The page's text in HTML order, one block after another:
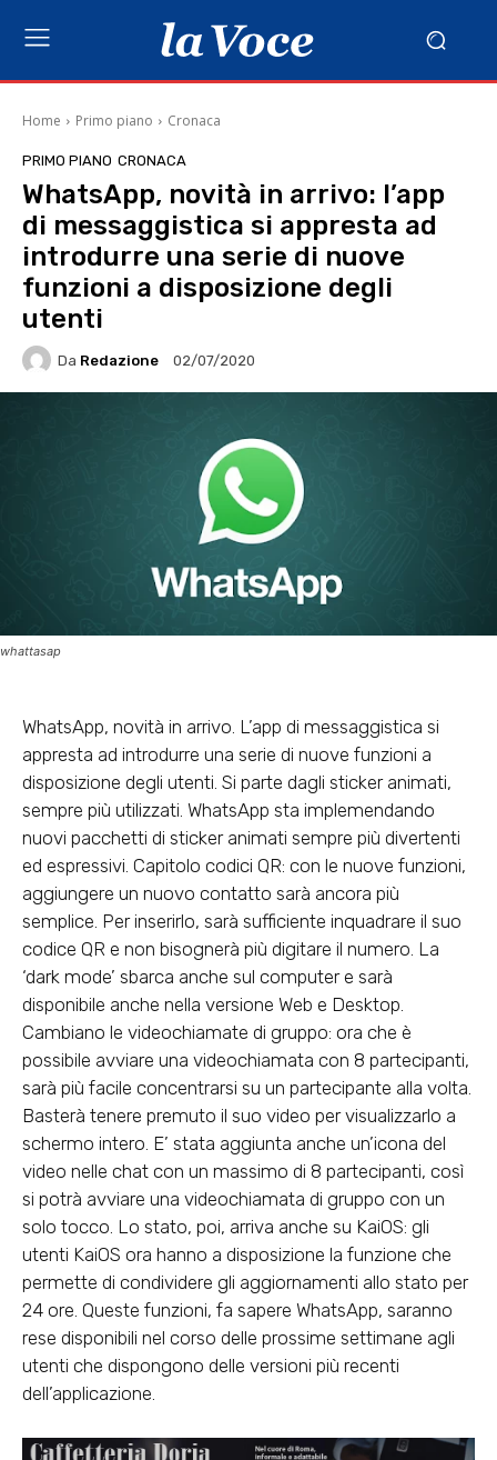
Home Primo piano Cronaca
PRIMO PIANO CRONACA
WhatsApp, novità in arrivo: l’app
di messaggistica si appresta ad
introdurre una serie di nuove
funzioni a disposizione degli
utenti
Da Redazione 02/07/2020
whattasap
WhatsApp, novità in arrivo. L’app di messaggistica si
appresta ad introdurre una serie di nuove funzioni a
disposizione degli utenti. Si parte dagli sticker animati,
sempre più utilizzati. WhatsApp sta implemendando
nuovi pacchetti di sticker animati sempre più divertenti
ed espressivi. Capitolo codici QR: con le nuove funzioni,
aggiungere un nuovo contatto sarà ancora più
semplice. Per inserirlo, sarà sufficiente inquadrare il suo
codice QR e non bisognerà più digitare il numero. La
‘dark mode’ sbarca anche sul computer e sarà
disponibile anche nella versione Web e Desktop.
Cambiano le videochiamate di gruppo: ora che è
possibile avviare una videochiamata con 8 partecipanti,
sarà più facile concentrarsi su un partecipante alla volta.
Basterà tenere premuto il suo video per visualizzarlo a
schermo intero. E’ stata aggiunta anche un’icona del
video nelle chat con un massimo di 8 partecipanti, così
si potrà avviare una videochiamata di gruppo con un
solo tocco. Lo stato, poi, arriva anche su KaiOS: gli
utenti KaiOS ora hanno a disposizione la funzione che
permette di condividere gli aggiornamenti allo stato per
24 ore. Queste funzioni, fa sapere WhatsApp, saranno
rese disponibili nel corso delle prossime settimane agli
utenti che dispongono delle versioni più recenti
dell’applicazione.